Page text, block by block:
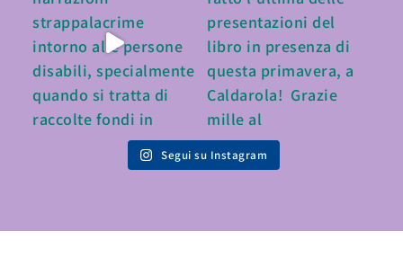
Segui su Instagram